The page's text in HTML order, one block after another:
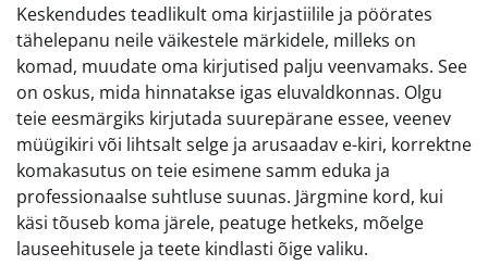
Keskendudes teadlikult oma kirjastiilile ja pöörates
tähelepanu neile väikestele märkidele, milleks on
komad, muudate oma kirjutised palju veenvamaks. See
on oskus, mida hinnatakse igas eluvaldkonnas. Olgu
teie eesmärgiks kirjutada suurepärane essee, veenev
müügikiri või lihtsalt selge ja arusaadav e-kiri, korrektne
komakasutus on teie esimene samm eduka ja
professionaalse suhtluse suunas. Järgmine kord, kui
käsi tõuseb koma järele, peatuge hetkeks, mõelge
lauseehitusele ja teete kindlasti õige valiku.